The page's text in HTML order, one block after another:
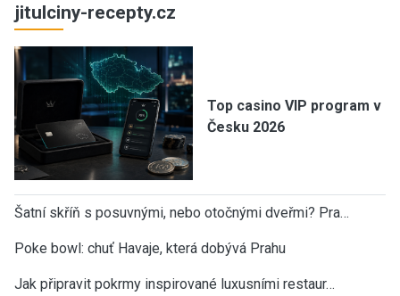
jitulciny-recepty.cz
Top casino VIP program v
Česku 2026
Šatní skříň s posuvnými, nebo otočnými dveřmi? Pra…
Poke bowl: chuť Havaje, která dobývá Prahu
Jak připravit pokrmy inspirované luxusními restaur…